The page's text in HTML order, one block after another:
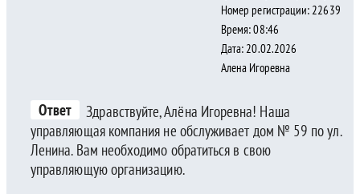
Номер регистрации: 22639
Время: 08:46
Дата: 20.02.2026
Алена Игоревна
Ответ
Здравствуйте, Алёна Игоревна! Наша
управляющая компания не обслуживает дом № 59 по ул.
Ленина. Вам необходимо обратиться в свою
управляющую организацию.